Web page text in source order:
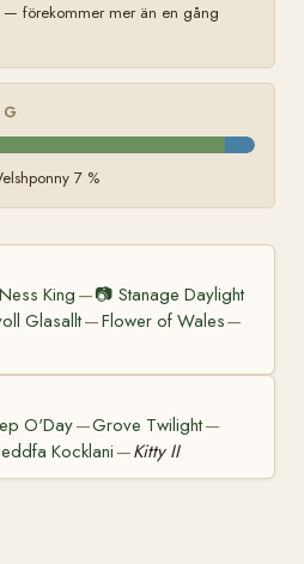
förekommer mer än en gång
7 %
Ness King —📷 Stanage Daylight
Glasallt—Flower of Wales—
O'Day—Grove Twilight—
Kocklani—Kitty II